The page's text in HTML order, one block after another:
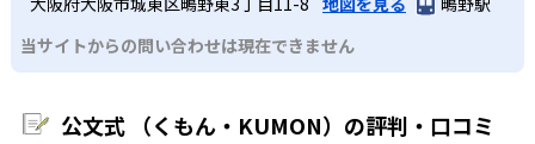
03 フレキシブルな受講スタイル
KUMONでは、教室が開いている時間内であれば、何曜日に
る。苦手な科目でも自分で解けた達成感を味わうことで、
少しずつ苦手意識を克服できるだろう。
中学生・高校生
どんなデメリットがある？
KUMONでは、中高生のクラスでも数学・英語・国語の3教
科に限られるため、その他の教科に関しては他塾を検討す
わせたい。
当サイトからの問い合わせは現在できません
公文式 （くもん・KUMON）の評判・口コミ